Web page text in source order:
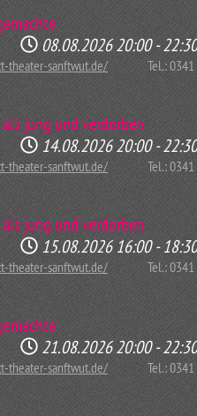
08.08.202620:00 -
theater-sanftwut.de/ Tel.:
jung und verdorben
14.08.202620:00 -
theater-sanftwut.de/ Tel.:
jung und verdorben
15.08.2026 16:00 -
theater-sanftwut.de/ Tel.:
21.08.202620:00 -
theater-sanftwut.de/ Tel.: